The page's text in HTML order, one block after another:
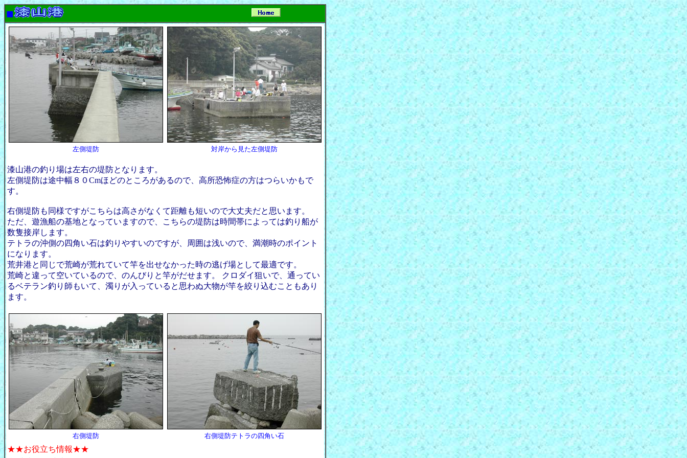
■
左側堤防 対岸から見た左側堤防
漆山港の釣り場は左右の堤防となります。
左側堤防は途中幅８０Cmほどのところがあるので、高所恐怖症の方はつらいかもで
す。
右側堤防も同様ですがこちらは高さがなくて距離も短いので大丈夫だと思います。
ただ、遊漁船の基地となっていますので、こちらの堤防は時間帯によっては釣り船が
数隻接岸します。
テトラの沖側の四角い石は釣りやすいのですが、周囲は浅いので、満潮時のポイント
になります。
荒井港と同じで荒崎が荒れていて竿を出せなかった時の逃げ場として最適です。
荒崎と違って空いているので、のんびりと竿がだせます。
クロダイ狙いで、通ってい
るベテラン釣り師もいて、濁りが入っていると思わぬ大物が竿を絞り込むこともあり
ます。
右側堤防 右側堤防テトラの四角い石
★★お役立ち情報★★